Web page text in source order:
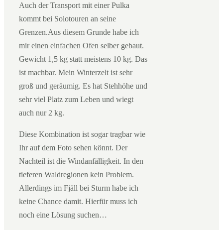
Auch der Transport mit einer Pulka
kommt bei Solotouren an seine
Grenzen.Aus diesem Grunde habe ich
mir einen einfachen Ofen selber gebaut.
Gewicht 1,5 kg statt meistens 10 kg. Das
ist machbar. Mein Winterzelt ist sehr
groß und geräumig. Es hat Stehhöhe und
sehr viel Platz zum Leben und wiegt
auch nur 2 kg.
Diese Kombination ist sogar tragbar wie
Ihr auf dem Foto sehen könnt. Der
Nachteil ist die Windanfälligkeit. In den
tieferen Waldregionen kein Problem.
Allerdings im Fjäll bei Sturm habe ich
keine Chance damit. Hierfür muss ich
noch eine Lösung suchen…